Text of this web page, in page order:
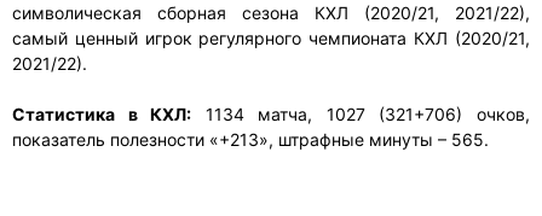
символическая сборная сезона КХЛ (2020/21, 2021/22),
самый ценный игрок регулярного чемпионата КХЛ (2020/21,
2021/22).
Статистика в КХЛ: 1134 матча, 1027 (321+706) очков,
показатель полезности «+213», штрафные минуты – 565.